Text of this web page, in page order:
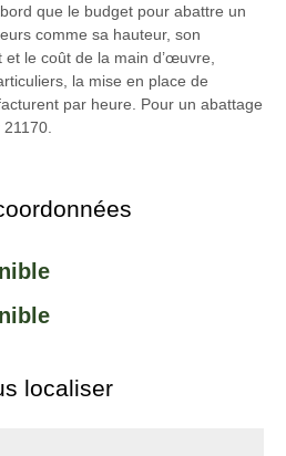
que le budget pour abattre un
comme sa hauteur, son
le coût de la main d’œuvre,
la mise en place de
par heure. Pour un abattage
localiser